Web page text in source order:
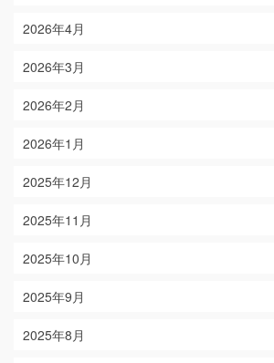
2026年4月
2026年3月
2026年2月
2026年1月
2025年12月
2025年11月
2025年10月
2025年9月
2025年8月